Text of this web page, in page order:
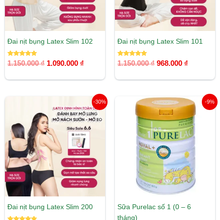
Đai nịt bụng Latex Slim 102
Được xếp
hạng
1.150.000₫ 1.090.000 ₫
Đai nịt bụng Latex Slim 101
Được xếp
hạng
1.150.000₫ 968.000 ₫
-30%
Đai nịt bụng Latex Slim 200
gốc
là:
1.650.000 ₫.
Giá
hiện
tại
là:
1.155.000 ₫.
-9%
Sữa Purelac số 1 (0 – 6
tháng)
Giá
gốc
là:
935.000 ₫.
Giá
hiện
tại
là:
850.000 ₫.